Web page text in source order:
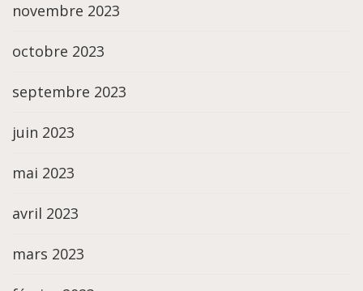
novembre 2023
octobre 2023
septembre 2023
juin 2023
mai 2023
avril 2023
mars 2023